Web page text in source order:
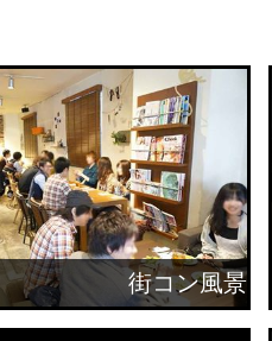
街コン風景